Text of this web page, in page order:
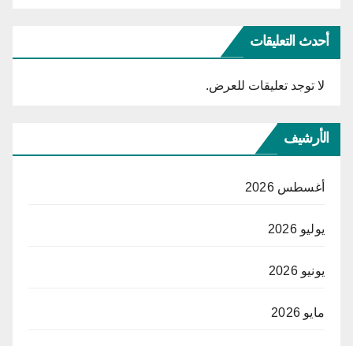
أحدث التعليقات
لا توجد تعليقات للعرض.
الأرشيف
أغسطس 2026
يوليو 2026
يونيو 2026
مايو 2026